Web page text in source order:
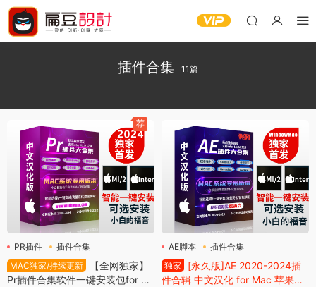
插件合集 11篇
PR插件
插件合集
MAC独家/持续更新
【全网独家】
Pr插件合集软件一键安装包for m
荐
AE脚本
插件合集
独家
[永久版]AE 2020-2024插
件合辑 中文汉化 for Mac 苹果系